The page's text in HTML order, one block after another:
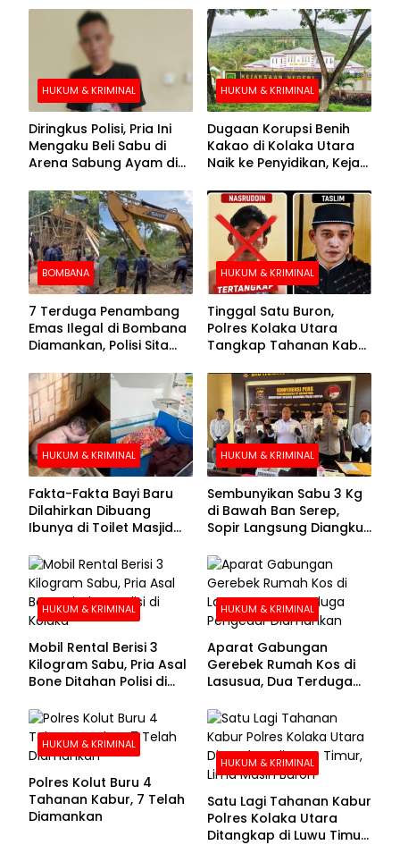
HUKUM & KRIMINAL
Diringkus Polisi, Pria Ini
Mengaku Beli Sabu di
Arena Sabung Ayam di
HUKUM & KRIMINAL
Dugaan Korupsi Benih
Kakao di Kolaka Utara
Naik ke Penyidikan, Kejari
BOMBANA
7 Terduga Penambang
Emas Ilegal di Bombana
Diamankan, Polisi Sita
Crusher
HUKUM & KRIMINAL
Tinggal Satu Buron,
Polres Kolaka Utara
Tangkap Tahanan Kabur
Pengejaran
HUKUM & KRIMINAL
Fakta-Fakta Bayi Baru
Dilahirkan Dibuang
Ibunya di Toilet Masjid
HUKUM & KRIMINAL
Sembunyikan Sabu 3 Kg
di Bawah Ban Serep,
Sopir Langsung Diangkut
HUKUM & KRIMINAL
Mobil Rental Berisi 3
Kilogram Sabu, Pria Asal
Bone Ditahan Polisi di
HUKUM & KRIMINAL
Aparat Gabungan
Gerebek Rumah Kos di
Lasusua, Dua Terduga
HUKUM & KRIMINAL
Polres Kolut Buru 4
Tahanan Kabur, 7 Telah
Diamankan
HUKUM & KRIMINAL
Satu Lagi Tahanan Kabur
Polres Kolaka Utara
Ditangkap di Luwu Timur,